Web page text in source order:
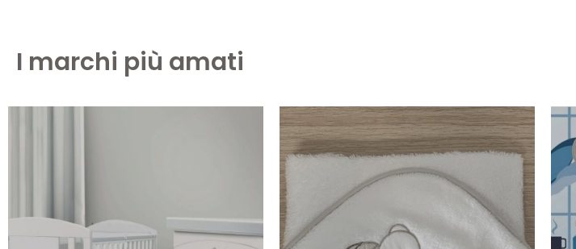
I marchi più amati